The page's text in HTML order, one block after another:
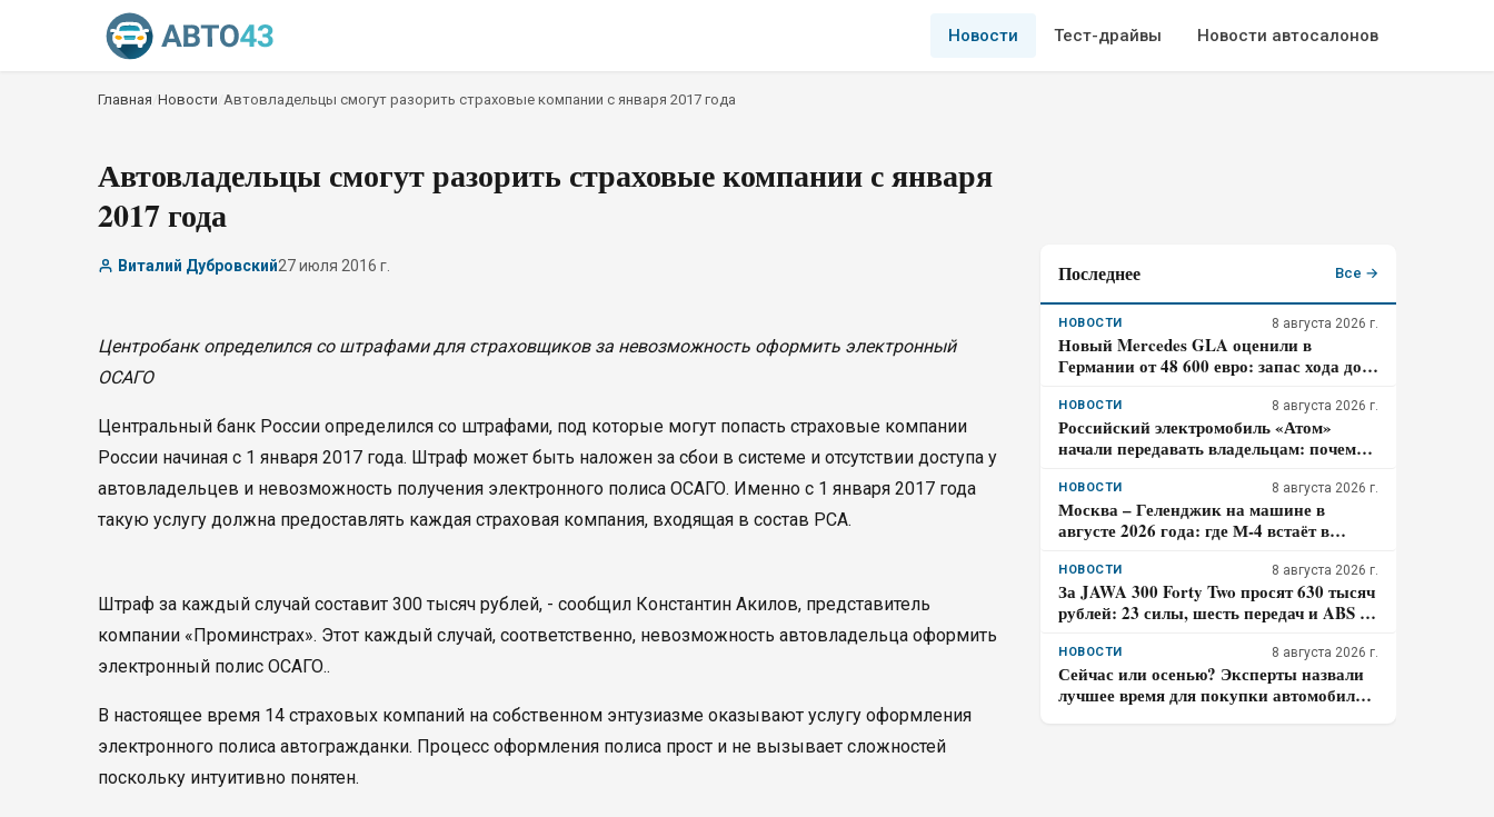
Новости Тест-драйвы Новости автосалонов
Главная Новости Автовладельцы смогут разорить страховые компании с января 2017 года
Автовладельцы смогут разорить страховые компании с января
2017 года
Виталий Дубровский27 июля 2016 г.
Центробанк определился со штрафами для страховщиков за невозможность оформить электронный
ОСАГО
Центральный банк России определился со штрафами, под которые могут попасть страховые компании
России начиная с 1 января 2017 года. Штраф может быть наложен за сбои в системе и отсутствии доступа у
автовладельцев и невозможность получения электронного полиса ОСАГО. Именно с 1 января 2017 года
такую услугу должна предоставлять каждая страховая компания, входящая в состав РСА.
Штраф за каждый случай составит 300 тысяч рублей, - сообщил Константин Акилов, представитель
компании «Проминстрах». Этот каждый случай, соответственно, невозможность автовладельца оформить
электронный полис ОСАГО..
В настоящее время 14 страховых компаний на собственном энтузиазме оказывают услугу оформления
электронного полиса автогражданки. Процесс оформления полиса прост и не вызывает сложностей
поскольку интуитивно понятен.
Последнее Все →
НОВОСТИ 8 августа 2026 г.
Новый Mercedes GLA оценили в
Германии от 48 600 евро: запас хода до
гибрид появится только в 2027 году
НОВОСТИ 8 августа 2026 г.
Российский электромобиль «Атом»
начали передавать владельцам: почему
окончательной для покупателя
НОВОСТИ 8 августа 2026 г.
Москва – Геленджик на машине в
августе 2026 года: где М-4 встаёт в
до курортной зоны
НОВОСТИ 8 августа 2026 г.
За JAWA 300 Forty Two просят 630 тысяч
рублей: 23 силы, шесть передач и ABS –
году
НОВОСТИ 8 августа 2026 г.
Сейчас или осенью? Эксперты назвали
лучшее время для покупки автомобиля в